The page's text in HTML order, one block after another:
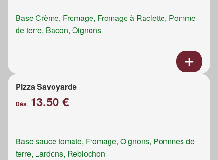
Base Crème, Fromage, Fromage à Raclette, Pomme
de terre, Bacon, Oignons
Pizza Savoyarde
Dès 13.50 €
Base sauce tomate, Fromage, Oignons, Pommes de
terre, Lardons, Reblochon